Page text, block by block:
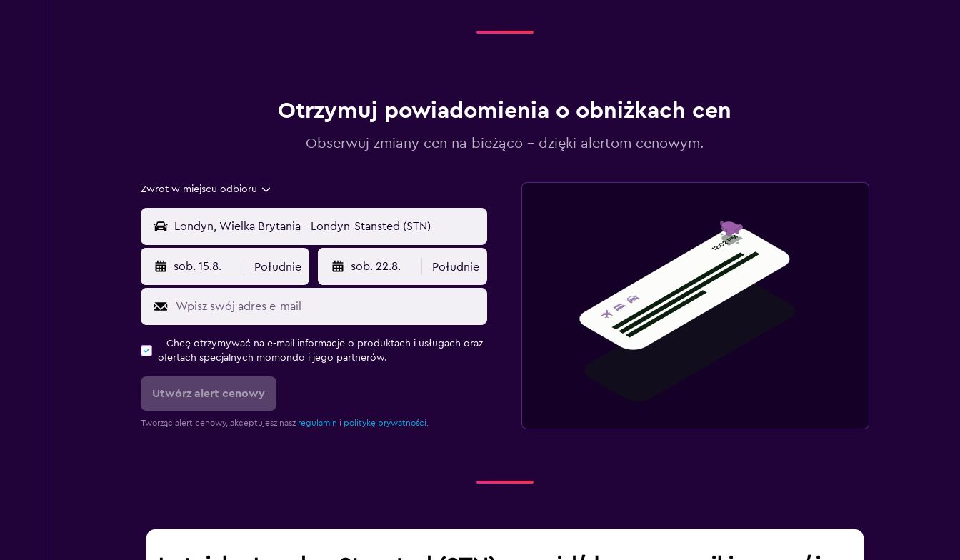
Otrzymuj powiadomienia o obniżkach cen
Obserwuj zmiany cen na bieżąco – dzięki alertom cenowym.
Zwrot w miejscu odbioru
sob. 15.8. Południe sob. 22.8. Południe
Chcę otrzymywać na e-mail informacje o produktach i usługach oraz
ofertach specjalnych momondo i jego partnerów.
Utwórz alert cenowy
Tworząc alert cenowy, akceptujesz nasz regulamin i politykę prywatności.